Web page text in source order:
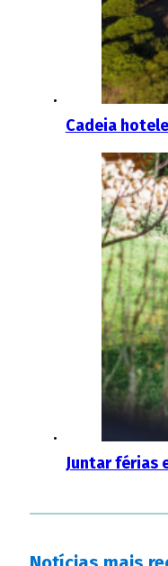
Cadeia
Juntar férias